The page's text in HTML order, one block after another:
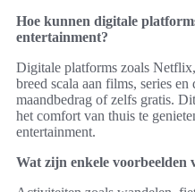
Hoe kunnen digitale
entertainment?
Digitale platforms zoals
breed scala aan films, series
maandbedrag of zelfs gratis.
het comfort van thuis te
entertainment.
Wat zijn enkele voorbeelden